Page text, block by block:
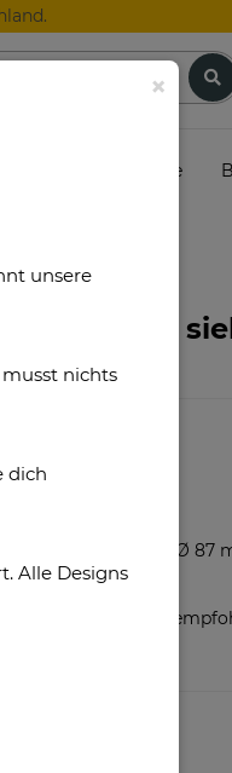
Gutscheine
- So
Höhe 80 mm, Ø 87
300 ml
Handspülung
×
unsere
nichts
dich
Alle Designs